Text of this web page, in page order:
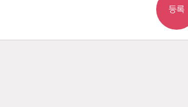
등록